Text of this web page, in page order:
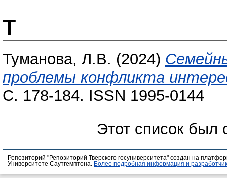
Т
Туманова, Л.В. (2024)
проблемы конфликта
С. 178-184. ISSN 1995-0144
Этот список был
Репозиторий "Репозиторий Тверского госуниверситета" создан на
Университете Саутгемптона.
Более подробная информация и